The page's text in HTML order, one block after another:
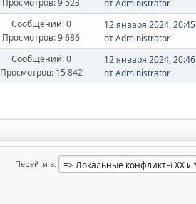
отAdministrator
Сообщений: 0
Просмотров: 9 686
12 января 2024, 20:45
отAdministrator
Сообщений: 0
Просмотров: 15 842
12 января 2024, 20:46
отAdministrator
Перейти в